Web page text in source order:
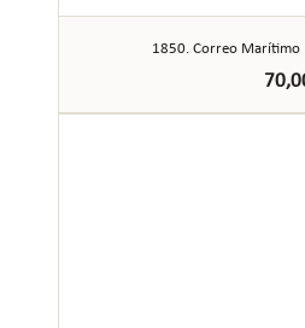
1850. Correo Marítimo